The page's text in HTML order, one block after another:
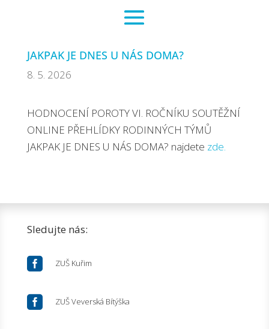
JAKPAK JE DNES U NÁS DOMA?
8. 5. 2026
HODNOCENÍ POROTY VI. ROČNÍKU SOUTĚŽNÍ
ONLINE PŘEHLÍDKY RODINNÝCH TÝMŮ
JAKPAK JE DNES U NÁS DOMA? najdete zde.
Sledujte nás:
 ZUŠ Kuřim
 ZUŠ Veverská Bítýška